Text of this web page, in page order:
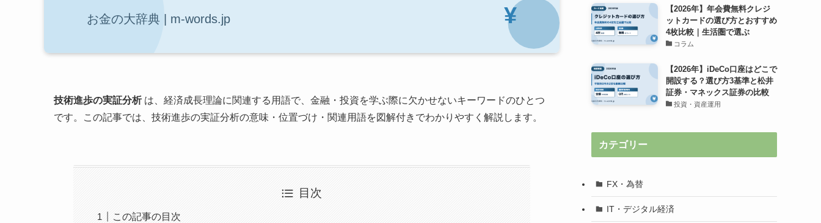
技術進歩の実証分析は、経済成長理論に関連する用語で、金融・投資を学ぶ際に欠かせないキーワードのひとつ
です。この記事では、技術進歩の実証分析の意味・位置づけ・関連用語を図解付きでわかりやすく解説します。
目次
この記事の目次
【2026年】年会費無料クレジ
ットカードの選び方とおすすめ
4枚比較｜生活圏で選ぶ
コラム
【2026年】iDeCo口座はどこで
開設する？選び方3基準と松井
証券・マネックス証券の比較
投資・資産運用
カテゴリー
FX・為替
IT・デジタル経済